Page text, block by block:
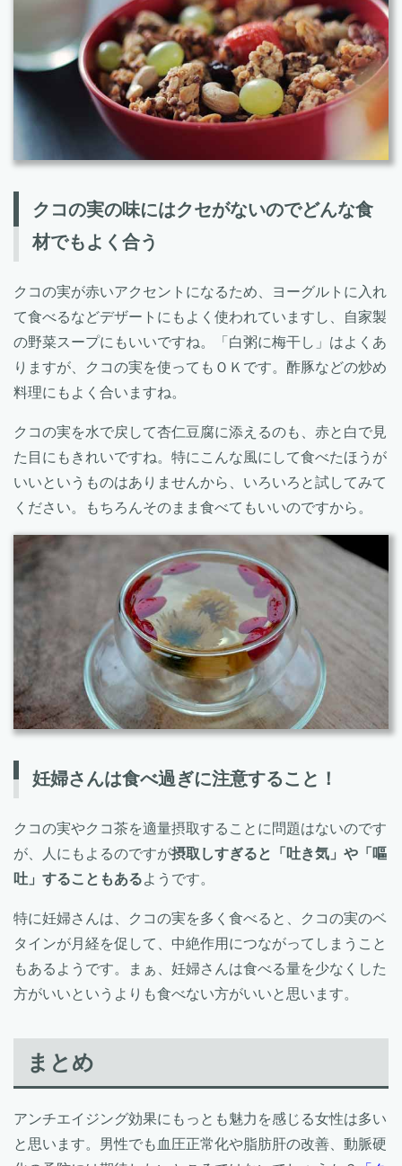
クコの実の味にはクセがないのでどんな食
材でもよく合う
クコの実が赤いアクセントになるため、ヨーグルトに入れ
て食べるなどデザートにもよく使われていますし、自家製
の野菜スープにもいいですね。「白粥に梅干し」はよくあ
りますが、クコの実を使ってもＯＫです。酢豚などの炒め
料理にもよく合いますね。
クコの実を水で戻して杏仁豆腐に添えるのも、赤と白で見
た目にもきれいですね。特にこんな風にして食べたほうが
いいというものはありませんから、いろいろと試してみて
ください。もちろんそのまま食べてもいいのですから。
妊婦さんは食べ過ぎに注意すること！
クコの実やクコ茶を適量摂取することに問題はないのです
が、人にもよるのですが摂取しすぎると「吐き気」や「嘔
吐」することもあるようです。
特に妊婦さんは、クコの実を多く食べると、クコの実のベ
タインが月経を促して、中絶作用につながってしまうこと
もあるようです。まぁ、妊婦さんは食べる量を少なくした
方がいいというよりも食べない方がいいと思います。
まとめ
アンチエイジング効果にもっとも魅力を感じる女性は多い
と思います。男性でも血圧正常化や脂肪肝の改善、動脈硬